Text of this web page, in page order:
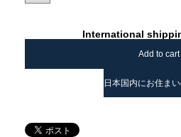
International
Add to cart
日本国内にお住ま